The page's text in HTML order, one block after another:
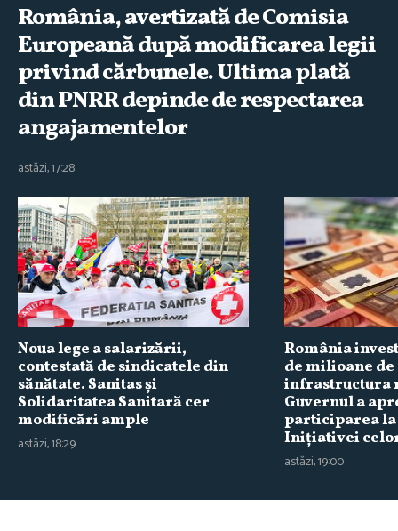
România, avertizată de Comisia
Europeană după modificarea legii
privind cărbunele. Ultima plată
din PNRR depinde de respectarea
angajamentelor
astăzi, 17:28
Noua lege a salarizării,
contestată de sindicatele din
sănătate. Sanitas şi
Solidaritatea Sanitară cer
modificări ample
astăzi, 18:29
România
de milioane
infrastructura
Guvernul a
participarea la
Iniţiativei
astăzi, 19:00